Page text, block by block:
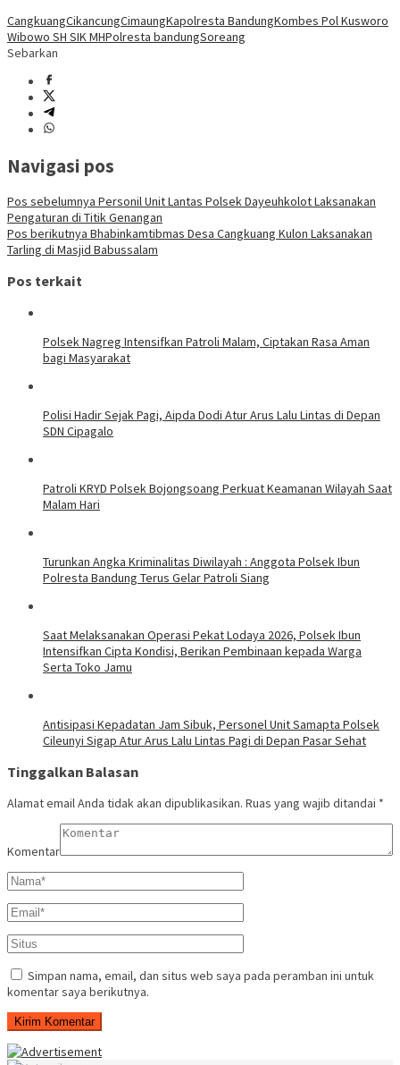
CangkuangCikancungCimaungKapolresta BandungKombes Pol Kusworo
Wibowo SH SIK MHPolresta bandungSoreang
Sebarkan
Navigasi pos
Pos sebelumnya Personil Unit Lantas Polsek Dayeuhkolot Laksanakan
Pengaturan di Titik Genangan
Pos berikutnya Bhabinkamtibmas Desa Cangkuang Kulon Laksanakan
Tarling di Masjid Babussalam
Pos terkait
Polsek Nagreg Intensifkan Patroli Malam, Ciptakan Rasa Aman
bagi Masyarakat
Polisi Hadir Sejak Pagi, Aipda Dodi Atur Arus Lalu Lintas di Depan
SDN Cipagalo
Patroli KRYD Polsek Bojongsoang Perkuat Keamanan Wilayah Saat
Malam Hari
Turunkan Angka Kriminalitas Diwilayah : Anggota Polsek Ibun
Polresta Bandung Terus Gelar Patroli Siang
Saat Melaksanakan Operasi Pekat Lodaya 2026, Polsek Ibun
Intensifkan Cipta Kondisi, Berikan Pembinaan kepada Warga
Serta Toko Jamu
Antisipasi Kepadatan Jam Sibuk, Personel Unit Samapta Polsek
Cileunyi Sigap Atur Arus Lalu Lintas Pagi di Depan Pasar Sehat
Tinggalkan Balasan
Alamat email Anda tidak akan dipublikasikan. Ruas yang wajib ditandai *
Komentar
Simpan nama, email, dan situs web saya pada peramban ini untuk
komentar saya berikutnya.